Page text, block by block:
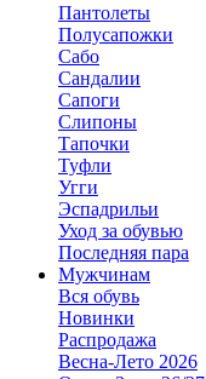
Пантолеты
Полусапожки
Сабо
Сандалии
Сапоги
Слипоны
Тапочки
Туфли
Угги
Эспадрильи
Уход за обувью
Последняя пара
Мужчинам
Вся обувь
Новинки
Распродажа
Весна-Лето 2026